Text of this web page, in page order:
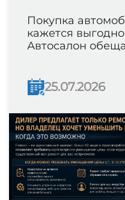
Покупка
кажется
Автосалон
25.07.2026